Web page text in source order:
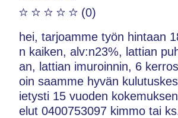
(0)
hei, tarjoamme työn hintaan
n kaiken, alv:n23%, lattian
an, lattian imuroinnin, 6
oin saamme hyvän
ietysti 15 vuoden
elut 0400753097 kimmo tai